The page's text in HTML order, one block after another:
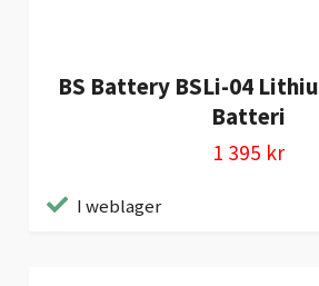
BS Battery BSLi-04
Batteri
1 395 kr
I weblager